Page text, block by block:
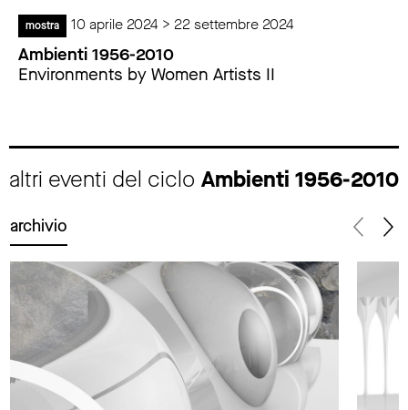
mostra 10 aprile 2024 > 22 settembre 2024
Ambienti 1956-2010
Environments by Women Artists II
altri eventi del ciclo Ambienti 1956-2010
archivio